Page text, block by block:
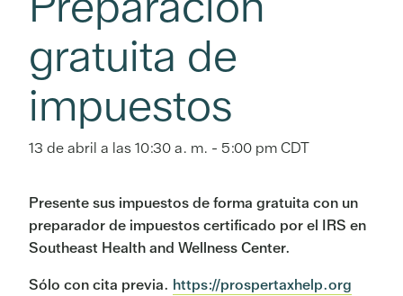
gratuita de
impuestos
13 de abril a las 10:30 a. m. - 5:00 pmCDT
Presente sus impuestos de forma gratuita con un
preparador de impuestos certificado por el IRS en
Southeast Health and Wellness Center.
Sólo con cita previa. https://prospertaxhelp.org